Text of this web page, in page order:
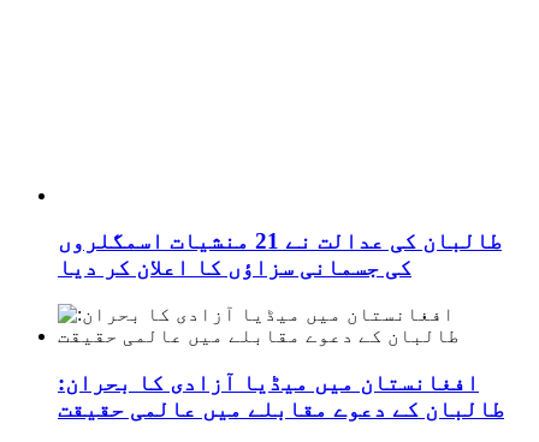
طالبان کی عدالت نے 21 منشیات اسمگلروں
کی جسمانی سزاؤں کا اعلان کر دیا
افغانستان میں میڈیا آزادی کا بحران:
طالبان کے دعوے مقابلے میں عالمی حقیقت